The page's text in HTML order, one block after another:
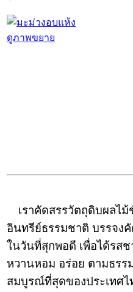
ดูภาพขยาย
เราคัดสรรวัตถุดิบผลไม้
อินทรีย์ธรรมชาติ บรรจง
ในวันที่สุกพอดี เพื่อได้รส
หวานหอม อร่อย ตามธร
สมบูรณ์ที่สุดของประเทศ